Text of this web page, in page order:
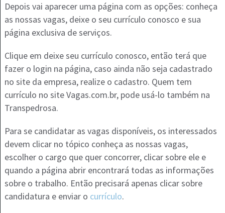
Depois vai aparecer uma página com as opções: conheça
as nossas vagas, deixe o seu currículo conosco e sua
página exclusiva de serviços.
Clique em deixe seu currículo conosco, então terá que
fazer o login na página, caso ainda não seja cadastrado
no site da empresa, realize o cadastro. Quem tem
currículo no site Vagas.com.br, pode usá-lo também na
Transpedrosa.
Para se candidatar as vagas disponíveis, os interessados
devem clicar no tópico conheça as nossas vagas,
escolher o cargo que quer concorrer, clicar sobre ele e
quando a página abrir encontrará todas as informações
sobre o trabalho. Então precisará apenas clicar sobre
candidatura e enviar o currículo.